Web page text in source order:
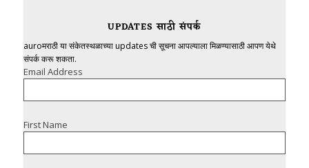
UPDATES साठी संपर्क
auroमराठी या संकेतस्थळाच्या updates ची सूचना आपल्याला मिळण्यासाठी आपण येथे
संपर्क करू शकता.
Email Address
First Name